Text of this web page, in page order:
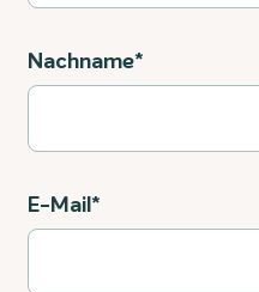
Nachname*
E-Mail*